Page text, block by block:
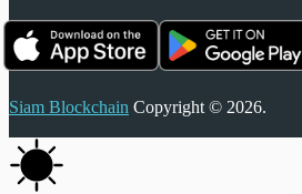
Siam Blockchain Copyright © 2026.